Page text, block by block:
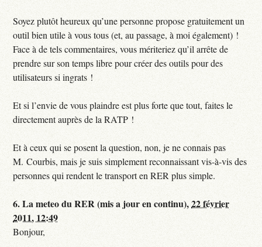
Soyez plutôt heureux qu’une personne propose gratuitement un
outil bien utile à vous tous (et, au passage, à moi également) !
Face à de tels commentaires, vous mériteriez qu’il arrête de
prendre sur son temps libre pour créer des outils pour des
utilisateurs si ingrats !
Et si l’envie de vous plaindre est plus forte que tout, faites le
directement auprès de la RATP !
Et à ceux qui se posent la question, non, je ne connais pas
M. Courbis, mais je suis simplement reconnaissant vis-à-vis des
personnes qui rendent le transport en RER plus simple.
6.La meteo du RER (mis a jour en continu),22 février
2011, 12:49
Bonjour,